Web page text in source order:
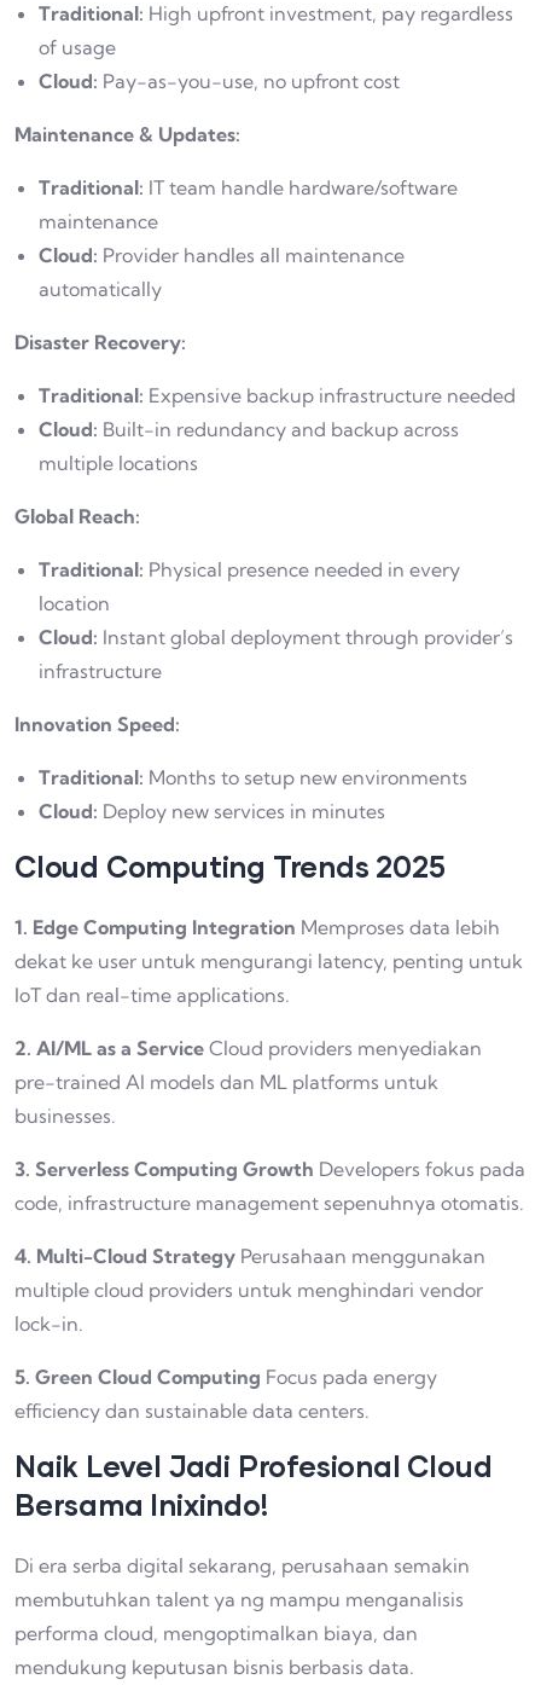
Traditional: High upfront investment, pay regardless
of usage
Cloud: Pay-as-you-use, no upfront cost
Maintenance & Updates:
Traditional: IT team handle hardware/software
maintenance
Cloud: Provider handles all maintenance
automatically
Disaster Recovery:
Traditional: Expensive backup infrastructure needed
Cloud: Built-in redundancy and backup across
multiple locations
Global Reach:
Traditional: Physical presence needed in every
location
Cloud: Instant global deployment through provider’s
infrastructure
Innovation Speed:
Traditional: Months to setup new environments
Cloud: Deploy new services in minutes
Cloud Computing Trends 2025
1. Edge Computing Integration Memproses data lebih
dekat ke user untuk mengurangi latency, penting untuk
IoT dan real-time applications.
2. AI/ML as a Service Cloud providers menyediakan
pre-trained AI models dan ML platforms untuk
businesses.
3. Serverless Computing Growth Developers fokus pada
code, infrastructure management sepenuhnya otomatis.
4. Multi-Cloud Strategy Perusahaan menggunakan
multiple cloud providers untuk menghindari vendor
lock-in.
5. Green Cloud Computing Focus pada energy
efficiency dan sustainable data centers.
Naik Level Jadi Profesional Cloud
Bersama Inixindo!
Di era serba digital sekarang, perusahaan semakin
membutuhkan talent ya ng mampu menganalisis
performa cloud, mengoptimalkan biaya, dan
mendukung keputusan bisnis berbasis data.